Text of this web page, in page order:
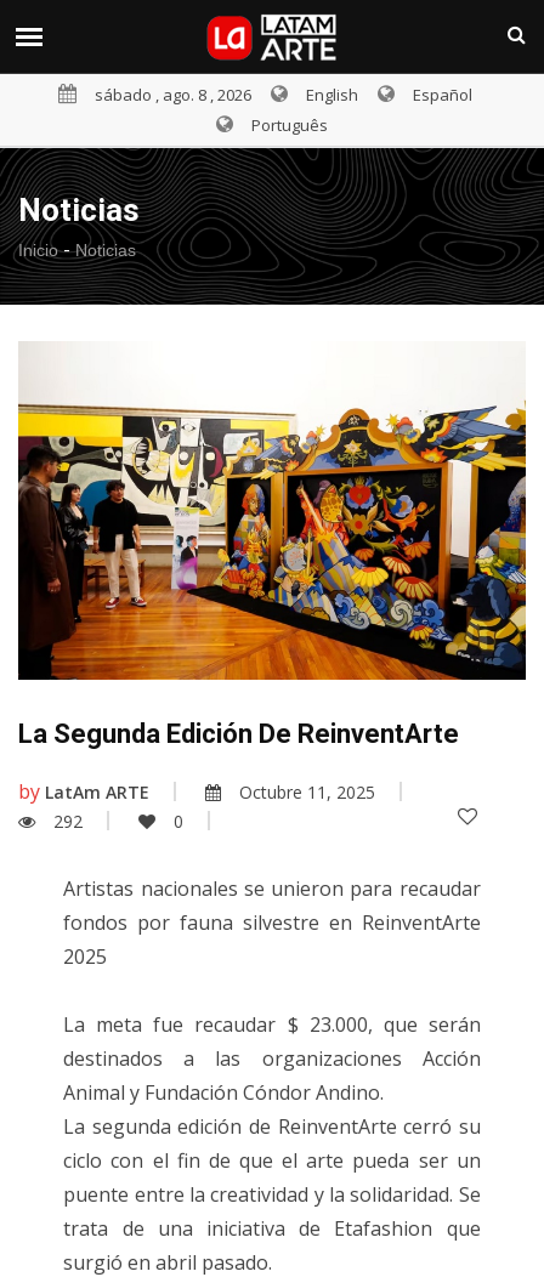
sábado , ago. 8 , 2026 English
Español
Português
Noticias
Inicio- Noticias
La Segunda Edición De ReinventArte
by LatAm ARTE
Octubre 11, 2025
292
0
Artistas nacionales se unieron para recaudar
fondos por fauna silvestre en ReinventArte
2025
La meta fue recaudar $ 23.000, que serán
destinados a las organizaciones Acción
Animal y Fundación Cóndor Andino.
La segunda edición de ReinventArte cerró su
ciclo con el fin de que el arte pueda ser un
puente entre la creatividad y la solidaridad. Se
trata de una iniciativa de Etafashion que
surgió en abril pasado.